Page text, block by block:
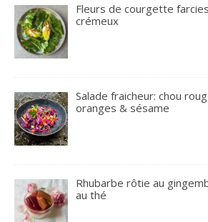
Fleurs de courgette
crémeux
Salade fraicheur: chou
oranges & sésame
Rhubarbe rôtie au
au thé